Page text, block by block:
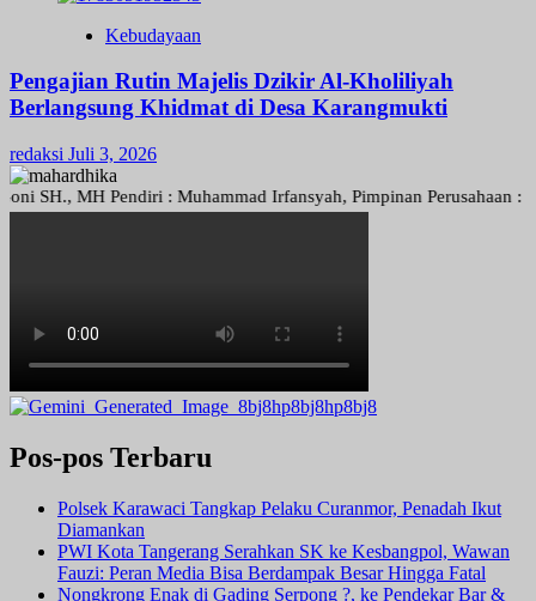
Kebudayaan
Pengajian Rutin Majelis Dzikir Al-Kholiliyah
Berlangsung Khidmat di Desa Karangmukti
redaksi Juli 3, 2026
MH Pendiri : Muhammad Irfansyah, Pimpinan Perusahaan :
Pos-pos Terbaru
Polsek Karawaci Tangkap Pelaku Curanmor, Penadah Ikut
Diamankan
PWI Kota Tangerang Serahkan SK ke Kesbangpol, Wawan
Fauzi: Peran Media Bisa Berdampak Besar Hingga Fatal
Nongkrong Enak di Gading Serpong ?, ke Pendekar Bar &